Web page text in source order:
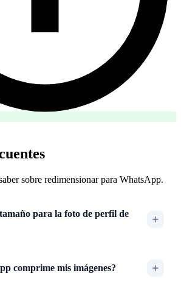
sobre redimensionar para WhatsApp.
para la foto de perfil de
comprime mis imágenes?